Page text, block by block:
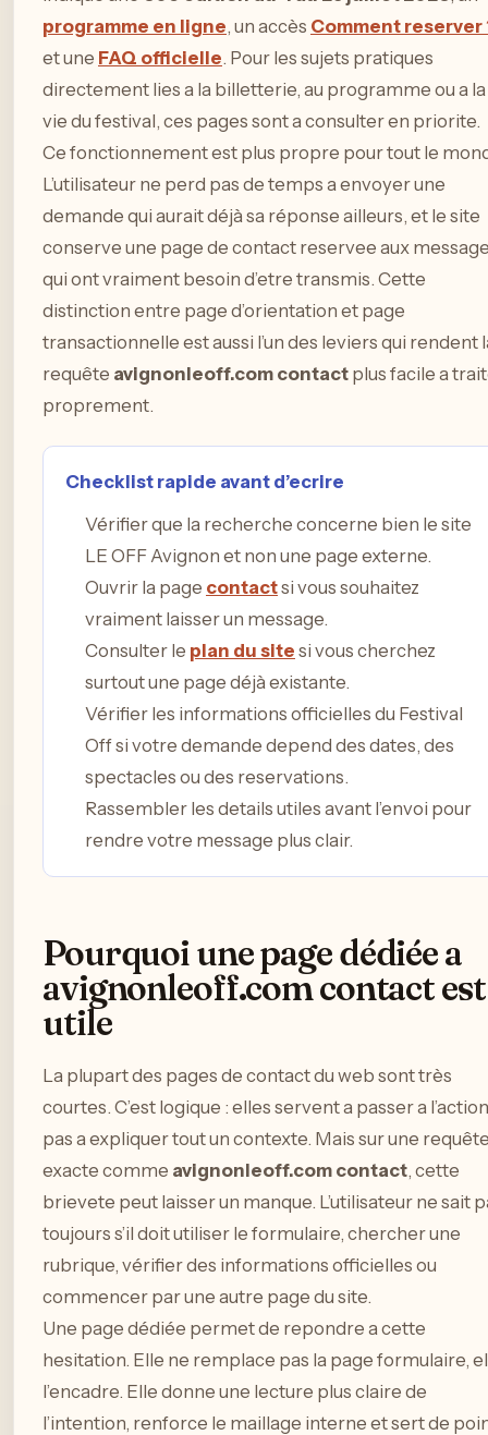
programme en ligne, un accès Comment reserver
et une FAQ officielle. Pour les sujets pratiques
directement lies a la billetterie, au programme ou a la
vie du festival, ces pages sont a consulter en priorite.
Ce fonctionnement est plus propre pour tout le
L’utilisateur ne perd pas de temps a envoyer une
demande qui aurait déjà sa réponse ailleurs, et le site
conserve une page de contact reservee aux
qui ont vraiment besoin d’etre transmis. Cette
distinction entre page d’orientation et page
transactionnelle est aussi l’un des leviers qui rendent
requête avignonleoff.com contact plus facile a
proprement.
Checklist rapide avant d’ecrire
Vérifier que la recherche concerne bien le site
LE OFF Avignon et non une page externe.
Ouvrir la page contactsi vous souhaitez
vraiment laisser un message.
Consulter le plan du site si vous cherchez
surtout une page déjà existante.
Vérifier les informations officielles du Festival
Off si votre demande depend des dates, des
spectacles ou des reservations.
Rassembler les details utiles avant l’envoi pour
rendre votre message plus clair.
Pourquoi une page dédiée a
avignonleoff.com contact est
utile
La plupart des pages de contact du web sont très
courtes. C’est logique : elles servent a passer a
pas a expliquer tout un contexte. Mais sur une
exacte comme avignonleoff.com contact, cette
brievete peut laisser un manque. L’utilisateur ne sait
toujours s’il doit utiliser le formulaire, chercher une
rubrique, vérifier des informations officielles ou
commencer par une autre page du site.
Une page dédiée permet de repondre a cette
hesitation. Elle ne remplace pas la page formulaire,
l’encadre. Elle donne une lecture plus claire de
l’intention, renforce le maillage interne et sert de